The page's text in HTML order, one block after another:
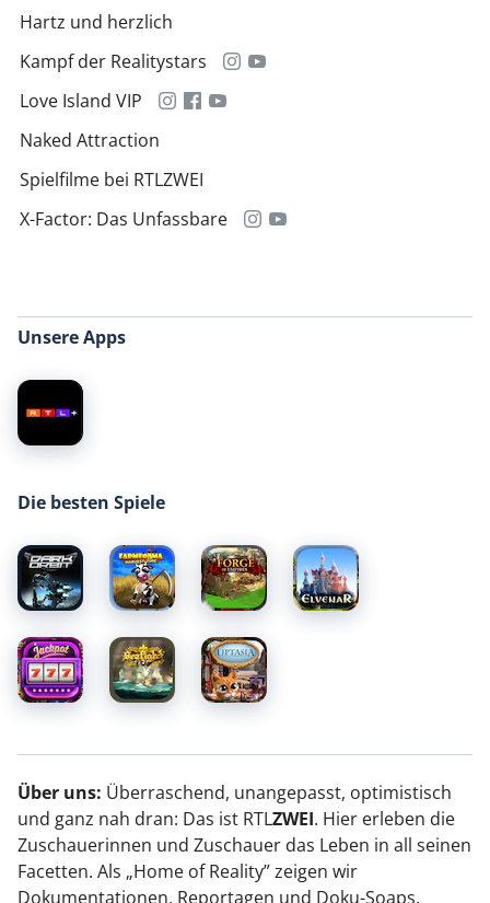
Hartz und herzlich
Kampf der Realitystars
Love Island VIP
Naked Attraction
Spielfilme bei RTLZWEI
X-Factor: Das Unfassbare
Unsere Apps
Die besten Spiele
Über uns: Überraschend, unangepasst, optimistisch
und ganz nah dran: Das ist RTLZWEI. Hier erleben die
Zuschauerinnen und Zuschauer das Leben in all seinen
Facetten. Als „Home of Reality” zeigen wir
Dokumentationen, Reportagen und Doku-Soaps,